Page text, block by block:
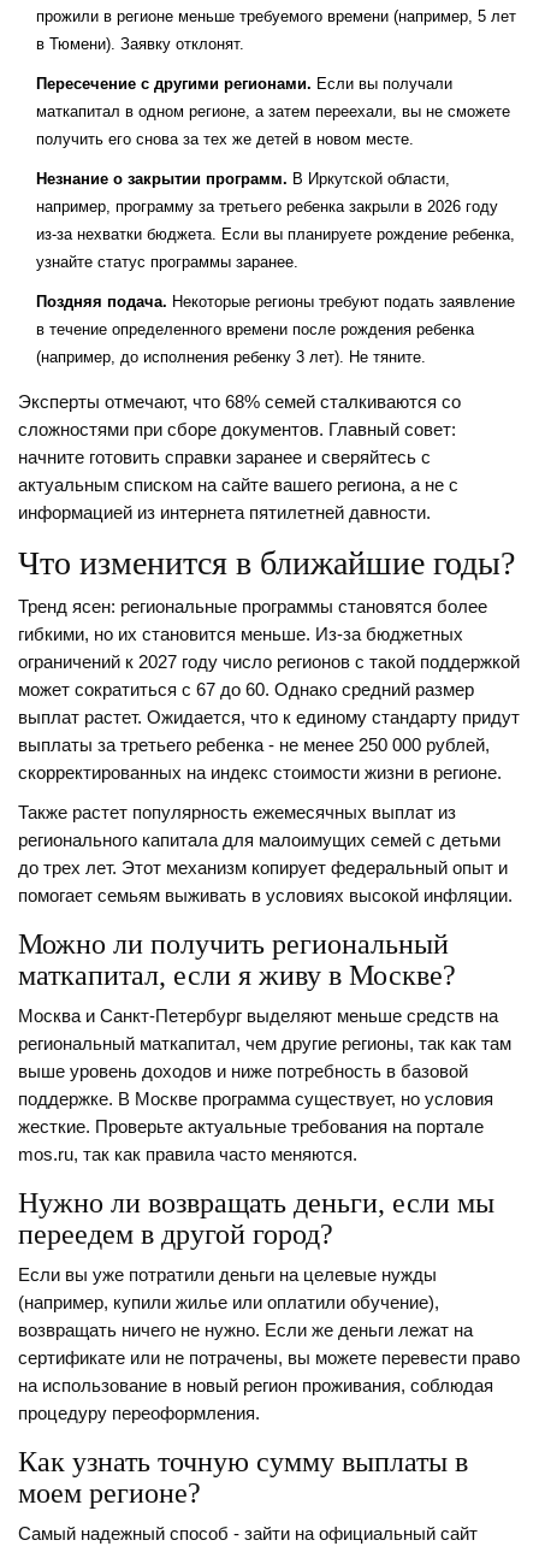
прожили в регионе меньше требуемого времени (например, 5 лет
в Тюмени). Заявку отклонят.
Пересечение с другими регионами. Если вы получали
маткапитал в одном регионе, а затем переехали, вы не сможете
получить его снова за тех же детей в новом месте.
Незнание о закрытии программ. В Иркутской области,
например, программу за третьего ребенка закрыли в 2026 году
из-за нехватки бюджета. Если вы планируете рождение ребенка,
узнайте статус программы заранее.
Поздняя подача. Некоторые регионы требуют подать заявление
в течение определенного времени после рождения ребенка
(например, до исполнения ребенку 3 лет). Не тяните.
Эксперты отмечают, что 68% семей сталкиваются со
сложностями при сборе документов. Главный совет:
начните готовить справки заранее и сверяйтесь с
актуальным списком на сайте вашего региона, а не с
информацией из интернета пятилетней давности.
Что изменится в ближайшие годы?
Тренд ясен: региональные программы становятся более
гибкими, но их становится меньше. Из-за бюджетных
ограничений к 2027 году число регионов с такой поддержкой
может сократиться с 67 до 60. Однако средний размер
выплат растет. Ожидается, что к единому стандарту придут
выплаты за третьего ребенка - не менее 250 000 рублей,
скорректированных на индекс стоимости жизни в регионе.
Также растет популярность ежемесячных выплат из
регионального капитала для малоимущих семей с детьми
до трех лет. Этот механизм копирует федеральный опыт и
помогает семьям выживать в условиях высокой инфляции.
Можно ли получить региональный
маткапитал, если я живу в Москве?
Москва и Санкт-Петербург выделяют меньше средств на
региональный маткапитал, чем другие регионы, так как там
выше уровень доходов и ниже потребность в базовой
поддержке. В Москве программа существует, но условия
жесткие. Проверьте актуальные требования на портале
mos.ru, так как правила часто меняются.
Нужно ли возвращать деньги, если мы
переедем в другой город?
Если вы уже потратили деньги на целевые нужды
(например, купили жилье или оплатили обучение),
возвращать ничего не нужно. Если же деньги лежат на
сертификате или не потрачены, вы можете перевести право
на использование в новый регион проживания, соблюдая
процедуру переоформления.
Как узнать точную сумму выплаты в
моем регионе?
Самый надежный способ - зайти на официальный сайт